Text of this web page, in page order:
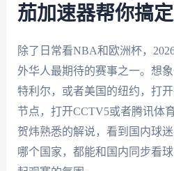
茄加速器帮你搞
除了日常看NBA和欧洲杯，
外华人最期待的赛事之一。想
特利尔，或者美国的纽约，打开
节点，打开CCTV5或者腾讯体
贺炜熟悉的解说，看到国内球
哪个国家，都能和国内同步看